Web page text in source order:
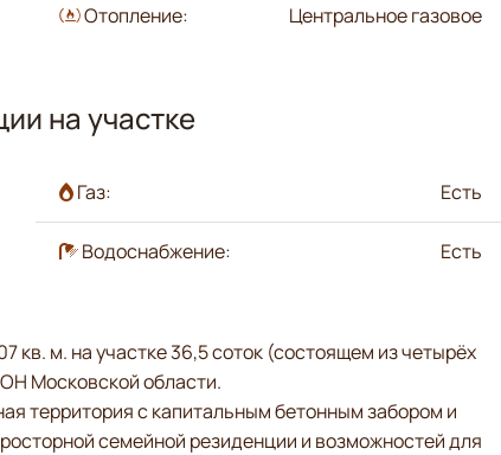
Отопление: Центральное газовое
на участке
Газ: Есть
Водоснабжение: Есть
м. на участке 36,5 соток (состоящем из четырёх
Московской области.
территория с капитальным бетонным забором и
семейной резиденции и возможностей для